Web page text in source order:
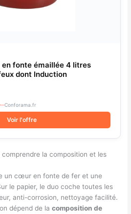
fonte émaillée 4 litres
dont Induction
Conforama.fr
Voir l'offre
la composition et les
un cœur en fonte de fer et une
le papier, le duo coche toutes les
anti-corrosion, nettoyage facilité.
dépend de lacomposition de